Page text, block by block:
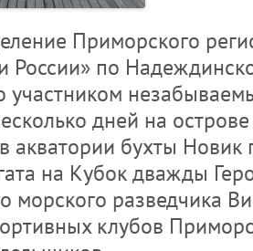
Приморского
России» по
участником
дней на острове
акватории бухты Новик
на Кубок дважды
морского разведчика
клубов